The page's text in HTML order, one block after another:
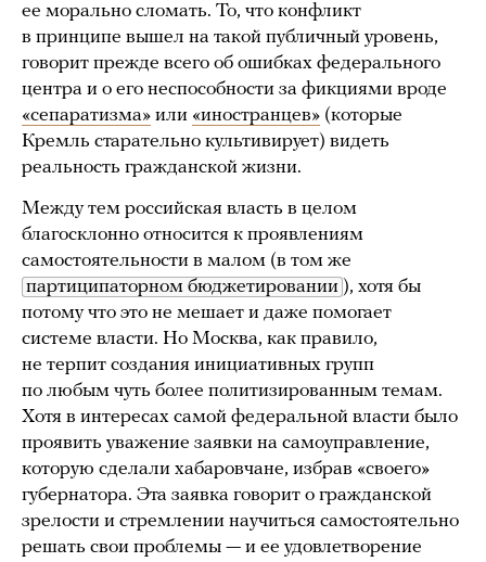
ее морально сломать. То, что конфликт
в принципе вышел на такой публичный уровень,
говорит прежде всего об ошибках федерального
центра и о его неспособности за фикциями вроде
«сепаратизма» или «иностранцев» (которые
Кремль старательно культивирует) видеть
реальность гражданской жизни.
Между тем российская власть в целом
благосклонно относится к проявлениям
самостоятельности в малом (в том же
партиципаторном бюджетировании ), хотя бы
потому что это не мешает и даже помогает
системе власти. Но Москва, как правило,
не терпит создания инициативных групп
по любым чуть более политизированным темам.
Хотя в интересах самой федеральной власти было
проявить уважение заявки на самоуправление,
которую сделали хабаровчане, избрав «своего»
губернатора. Эта заявка говорит о гражданской
зрелости и стремлении научиться самостоятельно
решать свои проблемы — и ее удовлетворение